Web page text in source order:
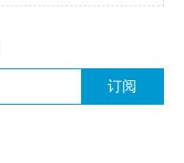
订阅